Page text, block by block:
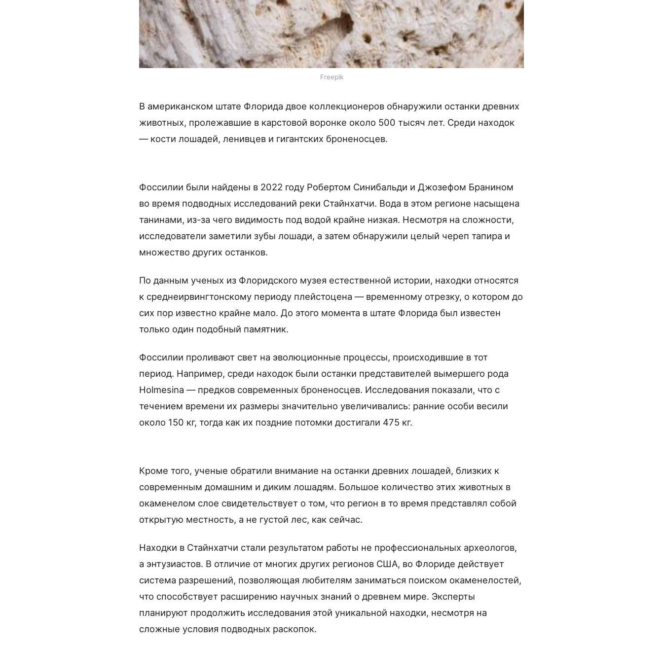
Freepik
В американском штате Флорида двое коллекционеров обнаружили останки древних
животных, пролежавшие в карстовой воронке около 500 тысяч лет. Среди находок
— кости лошадей, ленивцев и гигантских броненосцев.
Фоссилии были найдены в 2022 году Робертом Синибальди и Джозефом Бранином
во время подводных исследований реки Стайнхатчи. Вода в этом регионе насыщена
танинами, из-за чего видимость под водой крайне низкая. Несмотря на сложности,
исследователи заметили зубы лошади, а затем обнаружили целый череп тапира и
множество других останков.
По данным ученых из Флоридского музея естественной истории, находки относятся
к среднеирвингтонскому периоду плейстоцена — временному отрезку, о котором до
сих пор известно крайне мало. До этого момента в штате Флорида был известен
только один подобный памятник.
Фоссилии проливают свет на эволюционные процессы, происходившие в тот
период. Например, среди находок были останки представителей вымершего рода
Holmesina — предков современных броненосцев. Исследования показали, что с
течением времени их размеры значительно увеличивались: ранние особи весили
около 150 кг, тогда как их поздние потомки достигали 475 кг.
Кроме того, ученые обратили внимание на останки древних лошадей, близких к
современным домашним и диким лошадям. Большое количество этих животных в
окаменелом слое свидетельствует о том, что регион в то время представлял собой
открытую местность, а не густой лес, как сейчас.
Находки в Стайнхатчи стали результатом работы не профессиональных археологов,
а энтузиастов. В отличие от многих других регионов США, во Флориде действует
система разрешений, позволяющая любителям заниматься поиском окаменелостей,
что способствует расширению научных знаний о древнем мире. Эксперты
планируют продолжить исследования этой уникальной находки, несмотря на
сложные условия подводных раскопок.